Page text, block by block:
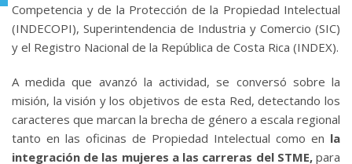
Competencia y de la Protección de la Propiedad Intelectual
(INDECOPI), Superintendencia de Industria y Comercio (SIC)
y el Registro Nacional de la República de Costa Rica (INDEX).
A medida que avanzó la actividad, se conversó sobre la
misión, la visión y los objetivos de esta Red, detectando los
caracteres que marcan la brecha de género a escala regional
tanto en las oficinas de Propiedad Intelectual como en la
integración de las mujeres a las carreras del STME,para